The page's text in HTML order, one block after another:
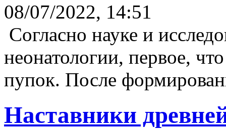
08/07/2022, 14:51
Согласно науке и
неонатологии, первое,
пупок. После
Наставники